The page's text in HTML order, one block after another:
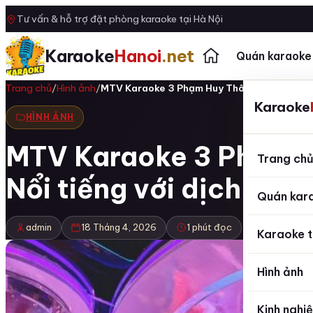
Tư vấn & hỗ trợ đặt phòng karaoke tại Hà Nội
KaraokeHanoi.net Quán karaoke
Karaoke
Trang chủ
Quán
Karaoke
Hình ảnh
Kinh
Trang chủ/Hình ảnh/MTV Karaoke 3 Phạm Huy Thông Ngọc
HÌNH ẢNH
MTV Karaoke 3 Phạm
Nổi tiếng với dịch vụ
admin 18 Tháng 4, 2026 1 phút đọc